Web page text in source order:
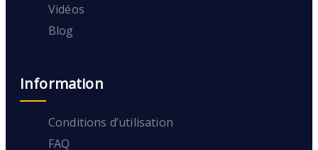
Vidéos
Blog
Information
Conditions d’utilisation
FAQ